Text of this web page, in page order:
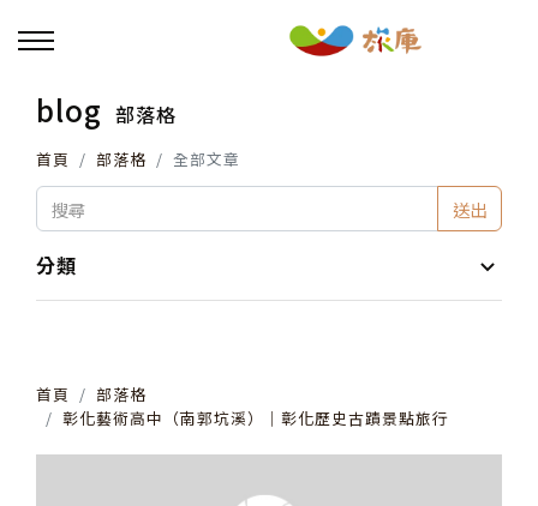
回主選單
活動報名
小旅行及主題導覽
其他活動
blog 部落格
首頁 部落格 全部文章
送出
分類
首頁
部落格
彰化藝術高中（南郭坑溪）│彰化歷史古蹟景點旅行